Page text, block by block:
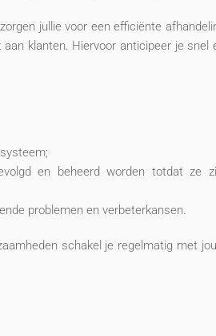
jullie voor een efficiënte
klanten. Hiervoor anticipeer je snel
en beheerd worden totdat ze
problemen en verbeterkansen.
schakel je regelmatig met